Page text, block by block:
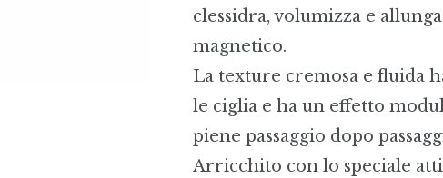
clessidra, volumizza e
magnetico.
La texture cremosa e fluida
le ciglia e ha un effetto
piene passaggio dopo
Arricchito con lo speciale